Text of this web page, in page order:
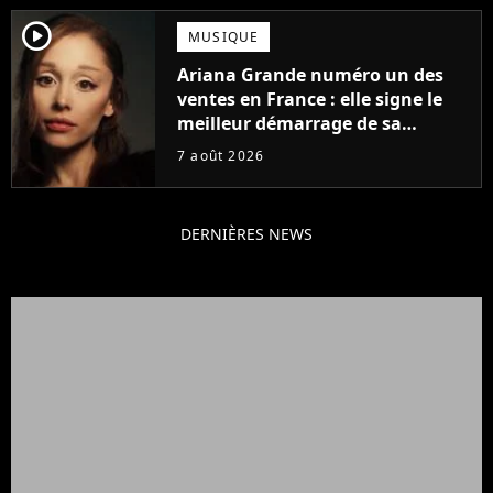
player2 MUSIQUE
Ariana Grande numéro un des
ventes en France : elle signe le
meilleur démarrage de sa
carrière avec son album Petal
7 août 2026
DERNIÈRES NEWS